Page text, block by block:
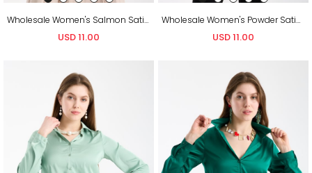
Wholesale Women's Salmon Satin Long-Sleeve Shirt
USD 11.00
Wholesale Women's Powder Satin Long-Sleeve Shirt
USD 11.00